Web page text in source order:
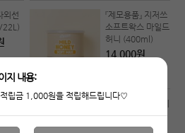
외선
22L)
『제모용품』 지저쓰
소프트왁스 마일드
허니 (400ml)
14,000원
격
트
이스
피부관리사 실기시
험준비물 SET (☆
라인+소모품☆)
지 내용:
립금 1,000원을 적립해드립니다♡